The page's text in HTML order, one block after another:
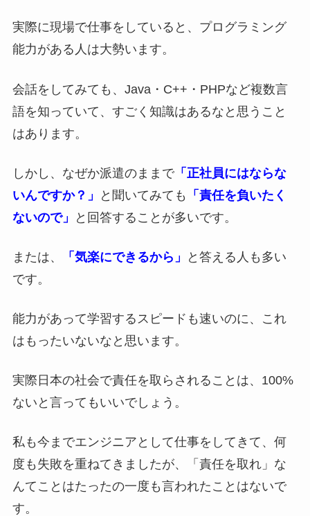
実際に現場で仕事をしていると、プログラミング
能力がある人は大勢います。
会話をしてみても、Java・C++・PHPなど複数言
語を知っていて、すごく知識はあるなと思うこと
はあります。
しかし、なぜか派遣のままで「正社員にはならな
いんですか？」
と聞いてみても
「責任を負いたく
ないので」
と回答することが多いです。
または、 「気楽にできるから」
と答える人も多い
です。
能力があって学習するスピードも速いのに、これ
はもったいないなと思います。
実際日本の社会で責任を取らされることは、100%
ないと言ってもいいでしょう。
私も今までエンジニアとして仕事をしてきて、何
度も失敗を重ねてきましたが、「責任を取れ」な
んてことはたったの一度も言われたことはないで
す。